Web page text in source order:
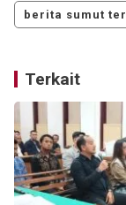
berita sumut
Terkait